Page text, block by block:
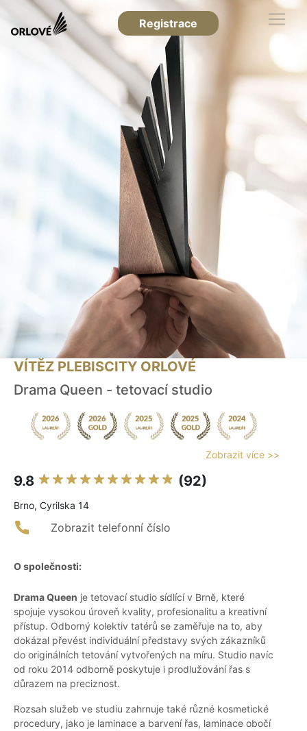
Registrace
VÍTĚZ PLEBISCITY ORLOVÉ
Drama Queen - tetovací studio
Zobrazit více >>
9.8 (92)
Brno, Cyrilska 14
Zobrazit telefonní číslo
O společnosti:
Drama Queen je tetovací studio sídlící v Brně, které
spojuje vysokou úroveň kvality, profesionalitu a kreativní
přístup. Odborný kolektiv tatérů se zaměřuje na to, aby
dokázal převést individuální představy svých zákazníků
do originálních tetování vytvořených na míru. Studio navíc
od roku 2014 odborně poskytuje i prodlužování řas s
důrazem na preciznost.
Rozsah služeb ve studiu zahrnuje také různé kosmetické
procedury, jako je laminace a barvení řas, laminace obočí